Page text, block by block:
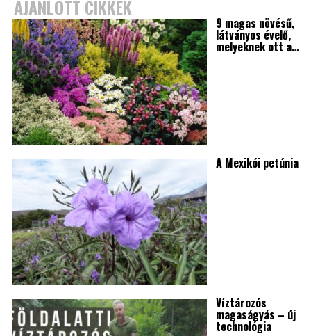
AJÁNLOTT CIKKEK
9 magas növésű,
látványos évelő,
melyeknek ott a…
A Mexikói petúnia
Víztározós
magaságyás – új
technológia